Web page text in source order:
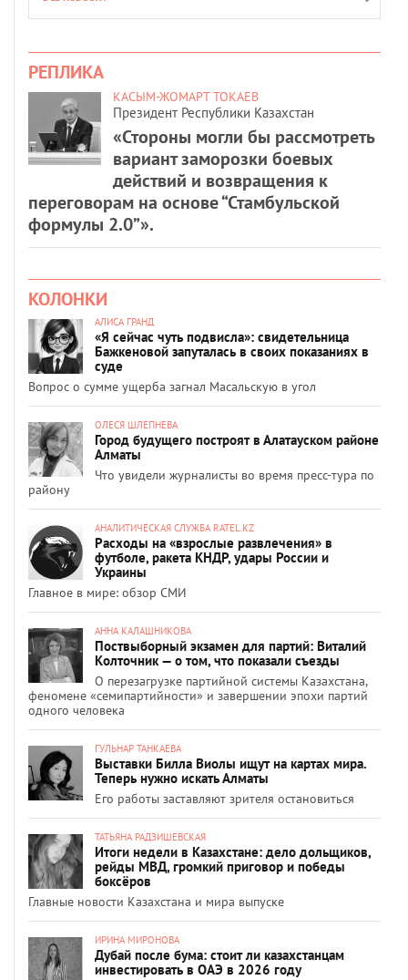
РЕПЛИКА
КАСЫМ-ЖОМАРТ ТОКАЕВ
Президент Республики Казахстан
«Стороны могли бы рассмотреть
вариант заморозки боевых
действий и возвращения к
переговорам на основе “Стамбульской
формулы 2.0”».
КОЛОНКИ
АЛИСА ГРАНД
«Я сейчас чуть подвисла»: свидетельница
Бажкеновой запуталась в своих показаниях в
суде
Вопрос о сумме ущерба загнал Масальскую в угол
ОЛЕСЯ ШЛЕПНЕВА
Город будущего построят в Алатауском районе
Алматы
Что увидели журналисты во время пресс-тура по
району
АНАЛИТИЧЕСКАЯ СЛУЖБА RATEL.KZ
Расходы на «взрослые развлечения» в
футболе, ракета КНДР, удары России и
Украины
Главное в мире: обзор СМИ
АННА КАЛАШНИКОВА
Поствыборный экзамен для партий: Виталий
Колточник — о том, что показали съезды
О перезагрузке партийной системы Казахстана,
феномене «семипартийности» и завершении эпохи партий
одного человека
ГУЛЬНАР ТАНКАЕВА
Выставки Билла Виолы ищут на картах мира.
Теперь нужно искать Алматы
Его работы заставляют зрителя остановиться
ТАТЬЯНА РАДЗИШЕВСКАЯ
Итоги недели в Казахстане: дело дольщиков,
рейды МВД, громкий приговор и победы
боксёров
Главные новости Казахстана и мира выпуске
ИРИНА МИРОНОВА
Дубай после бума: стоит ли казахстанцам
инвестировать в ОАЭ в 2026 году